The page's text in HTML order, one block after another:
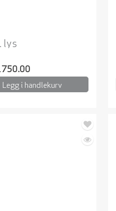
lys
Legg i handlekurv